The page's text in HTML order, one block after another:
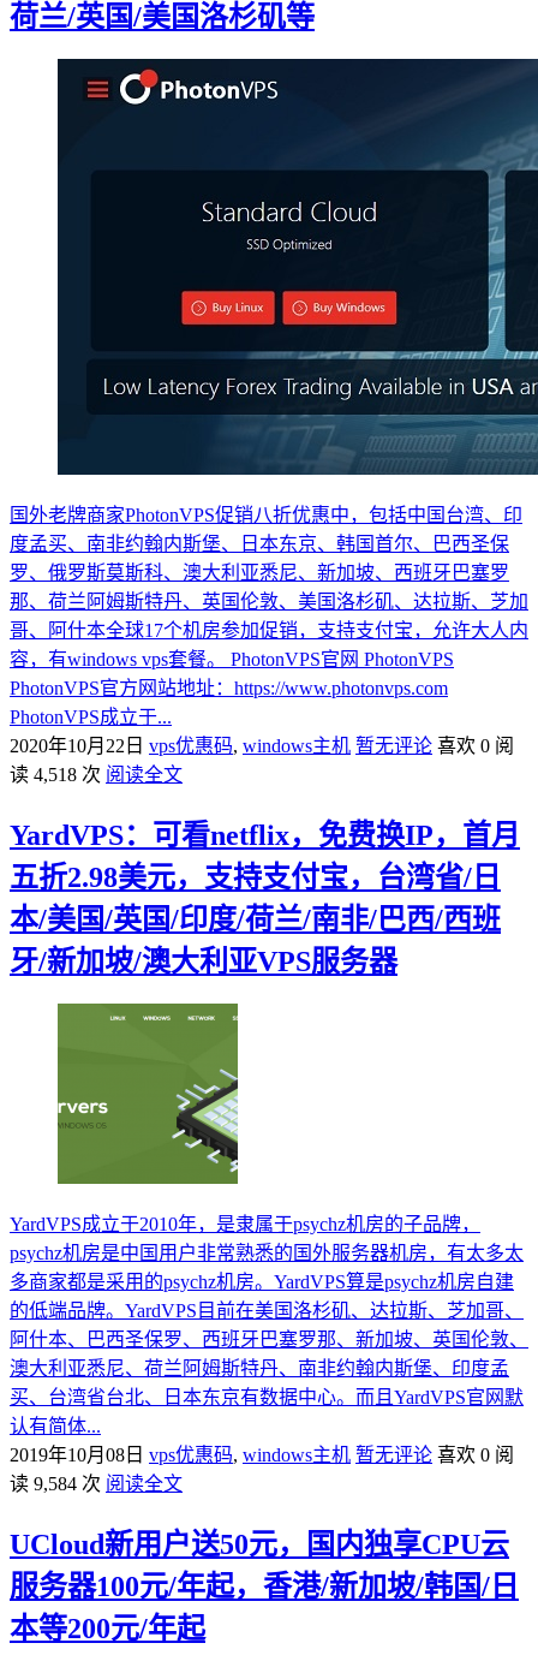
荷兰/英国/美国洛杉矶等
国外老牌商家PhotonVPS促销八折优惠中，包括中国台湾、印
度孟买、南非约翰内斯堡、日本东京、韩国首尔、巴西圣保
罗、俄罗斯莫斯科、澳大利亚悉尼、新加坡、西班牙巴塞罗
那、荷兰阿姆斯特丹、英国伦敦、美国洛杉矶、达拉斯、芝加
哥、阿什本全球17个机房参加促销，支持支付宝，允许大人内
容，有windows vps套餐。 PhotonVPS官网 PhotonVPS
PhotonVPS官方网站地址：https://www.photonvps.com
PhotonVPS成立于...
2020年10月22日 vps优惠码, windows主机 暂无评论 喜欢 0 阅
读 4,518 次 阅读全文
YardVPS：可看netflix，免费换IP，首月
五折2.98美元，支持支付宝，台湾省/日
本/美国/英国/印度/荷兰/南非/巴西/西班
牙/新加坡/澳大利亚VPS服务器
YardVPS成立于2010年，是隶属于psychz机房的子品牌，
psychz机房是中国用户非常熟悉的国外服务器机房，有太多太
多商家都是采用的psychz机房。YardVPS算是psychz机房自建
的低端品牌。YardVPS目前在美国洛杉矶、达拉斯、芝加哥、
阿什本、巴西圣保罗、西班牙巴塞罗那、新加坡、英国伦敦、
澳大利亚悉尼、荷兰阿姆斯特丹、南非约翰内斯堡、印度孟
买、台湾省台北、日本东京有数据中心。而且YardVPS官网默
认有简体...
2019年10月08日 vps优惠码, windows主机 暂无评论 喜欢 0 阅
读 9,584 次 阅读全文
UCloud新用户送50元，国内独享CPU云
服务器100元/年起，香港/新加坡/韩国/日
本等200元/年起